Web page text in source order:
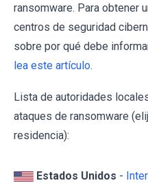
ransomware. Para obtener
centros de seguridad
sobre por qué debe
lea este artículo.
Lista de autoridades
ataques de ransomware
residencia):
Estados Unidos -